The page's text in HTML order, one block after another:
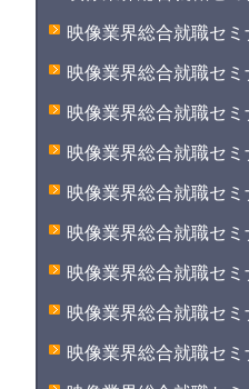
映像業界総合就職セ
映像業界総合就職セ
映像業界総合就職セ
映像業界総合就職セ
映像業界総合就職セミ
映像業界総合就職セ
映像業界総合就職セ
映像業界総合就職セ
映像業界総合就職セ